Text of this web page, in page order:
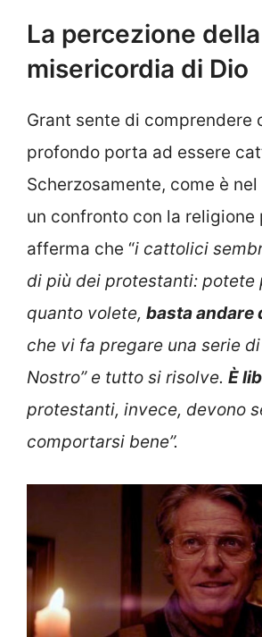
La percezione della
misericordia di Dio
Grant sente di comprendere
profondo porta ad essere
Scherzosamente, come è
un confronto con la religione
afferma che “i cattolici
di più dei protestanti: potete
quanto volete, basta andare
che vi fa pregare una serie di
Nostro” e tutto si risolve. È
protestanti, invece, devono
comportarsi bene”.